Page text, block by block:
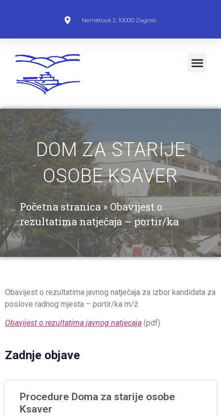
Nemetova 2, 10000 Zagreb
DOM ZA STARIJE
OSOBE KSAVER
Početna stranica»Obavijest o
rezultatima natječaja – portir/ka
Obavijest o rezultatima javnog natječaja za izbor kandidata za
poslove radnog mjesta – portir/ka m/ž
Obavijest o rezultatima javnog natjecaja (pdf)
Zadnje objave
Procedure Doma za starije osobe
Ksaver